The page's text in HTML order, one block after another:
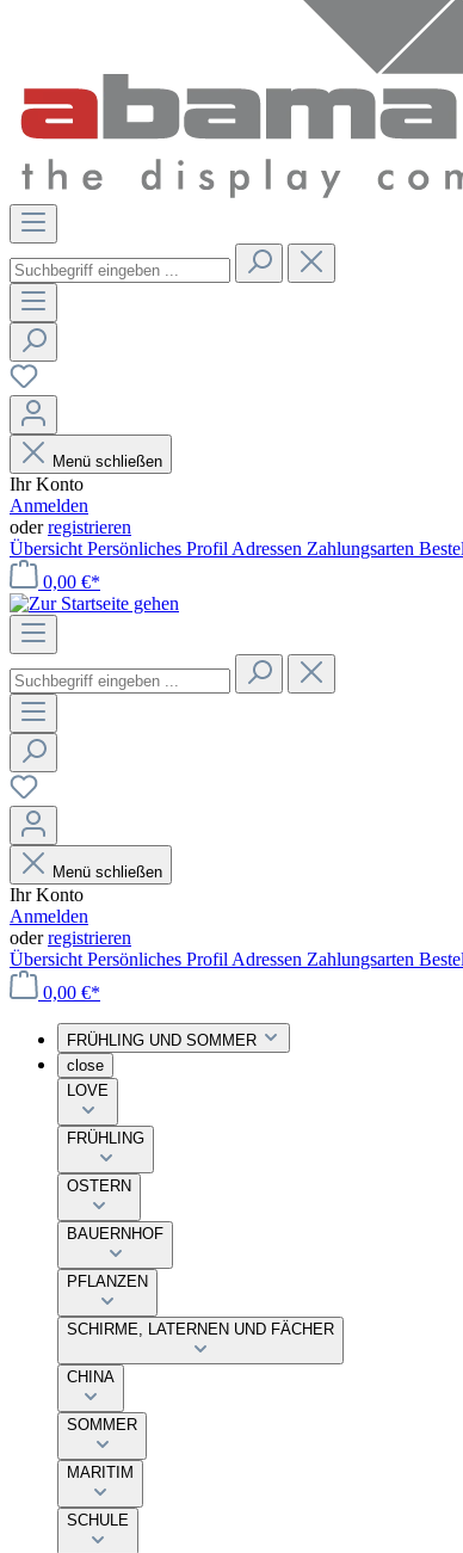
Menü schließen
Ihr Konto
Anmelden
oderregistrieren
Übersicht Persönliches Profil Adressen Zahlungsarten
0,00 €*
Menü schließen
Ihr Konto
Anmelden
oderregistrieren
Übersicht Persönliches Profil Adressen Zahlungsarten
0,00 €*
FRÜHLING UND SOMMER
close
LOVE
FRÜHLING
OSTERN
BAUERNHOF
PFLANZEN
SCHIRME, LATERNEN UND FÄCHER
CHINA
SOMMER
MARITIM
SCHULE